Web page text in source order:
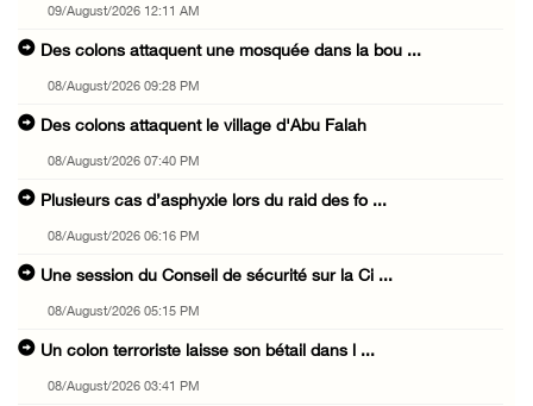
09/August/2026 12:11 AM
Des colons attaquent une mosquée dans la bou ...
08/August/2026 09:28 PM
Des colons attaquent le village d'Abu Falah
08/August/2026 07:40 PM
Plusieurs cas d’asphyxie lors du raid des fo ...
08/August/2026 06:16 PM
Une session du Conseil de sécurité sur la Ci ...
08/August/2026 05:15 PM
Un colon terroriste laisse son bétail dans l ...
08/August/2026 03:41 PM